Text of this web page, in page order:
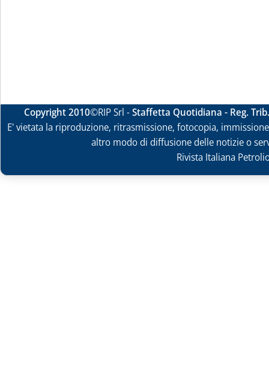
Copyright 2010©RIP Srl -Staffetta Quotidiana - Reg.
E' vietata la riproduzione, ritrasmissione, fotocopia,
altro modo di diffusione delle notizie o
Rivista Italiana